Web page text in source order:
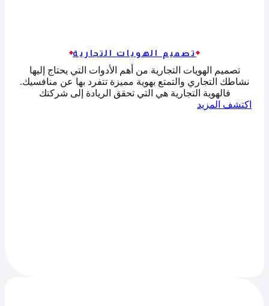
تصميم الهويات التجارية
تصميم الهويات التجارية من أهم الأدوات التي يحتاج إليها
نشاطك التجاري والتمتع بهوية مميزة تتفرد بها عن منافسيك.
فالهوية التجارية هي التي تحقق الريادة إلى شركتك
اكتشف المزيد